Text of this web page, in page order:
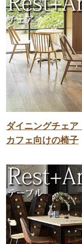
ダイニングチェ
カフェ向けの椅子